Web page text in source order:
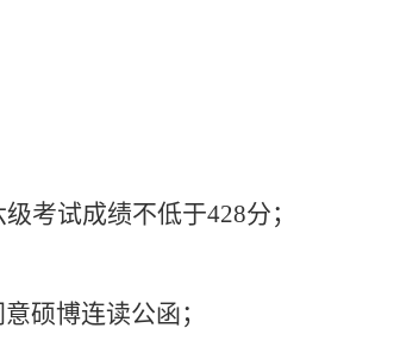
考试成绩不低于428分；
硕博连读公函；